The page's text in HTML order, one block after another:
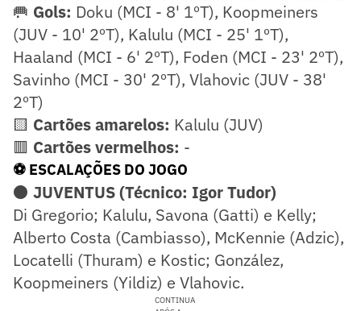
🥅 Gols: Doku (MCI - 8' 1ºT), Koopmeiners
(JUV - 10' 2ºT), Kalulu (MCI - 25' 1ºT),
Haaland (MCI - 6' 2ºT), Foden (MCI - 23' 2ºT),
Savinho (MCI - 30' 2ºT), Vlahovic (JUV - 38'
2ºT)
🟨 Cartões amarelos: Kalulu (JUV)
🟥 Cartões vermelhos: -
⚽ ESCALAÇÕES DO JOGO
⚫ JUVENTUS (Técnico: Igor Tudor)
Di Gregorio; Kalulu, Savona (Gatti) e Kelly;
Alberto Costa (Cambiasso), McKennie (Adzic),
Locatelli (Thuram) e Kostic; González,
Koopmeiners (Yildiz) e Vlahovic.
CONTINUA